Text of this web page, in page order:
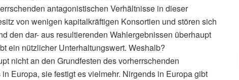
antagonistischen Verhältnisse in dieser
von wenigen kapitalkräftigen Konsortien und stören sich
den dar- aus resultierenden Wahlergebnissen überhaupt
ein nützlicher Unterhaltungswert. Weshalb?
nicht an den Grundfesten des vorherrschenden
Europa, sie festigt es vielmehr. Nirgends in Europa gibt